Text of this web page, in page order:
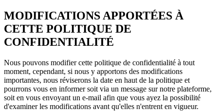
MODIFICATIONS APPORTÉES À
CETTE POLITIQUE DE
CONFIDENTIALITÉ
Nous pouvons modifier cette politique de confidentialité à tout
moment, cependant, si nous y apportons des modifications
importantes, nous réviserons la date en haut de la politique et
pourrons vous en informer soit via un message sur notre plateforme,
soit en vous envoyant un e-mail afin que vous ayez la possibilité
d'examiner les modifications avant qu'elles n'entrent en vigueur.